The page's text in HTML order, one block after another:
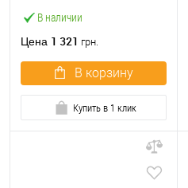
В наличии
Цена 1 321 грн.
В корзину
Купить в 1 клик